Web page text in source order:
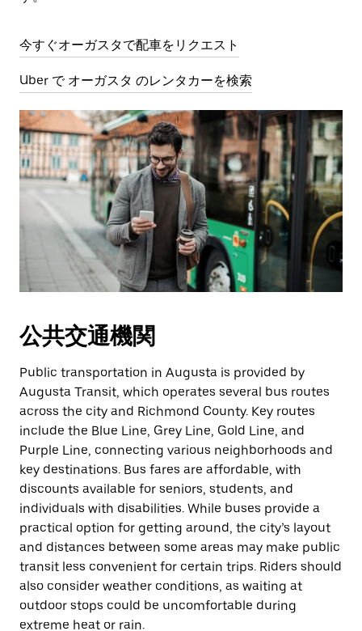
今すぐオーガスタで配車をリクエスト
Uber で オーガスタ のレンタカーを検索
公共交通機関
Public transportation in Augusta is provided by
Augusta Transit, which operates several bus routes
across the city and Richmond County. Key routes
include the Blue Line, Grey Line, Gold Line, and
Purple Line, connecting various neighborhoods and
key destinations. Bus fares are affordable, with
discounts available for seniors, students, and
individuals with disabilities. While buses provide a
practical option for getting around, the city’s layout
and distances between some areas may make public
transit less convenient for certain trips. Riders should
also consider weather conditions, as waiting at
outdoor stops could be uncomfortable during
extreme heat or rain.